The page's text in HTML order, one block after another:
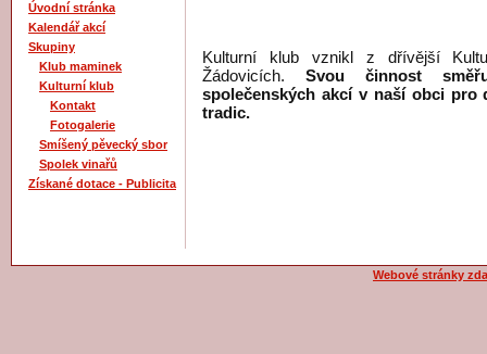
Úvodní stránka
Kalendář akcí
Skupiny
Klub maminek
Kulturní klub
Kontakt
Fotogalerie
Smíšený pěvecký sbor
Spolek vinařů
Získané dotace - Publicita
Kulturní klub vznikl z dřívější
Žádovicích. Svou činnost
společenských akcí v naší obci
tradic.
Webové stránky